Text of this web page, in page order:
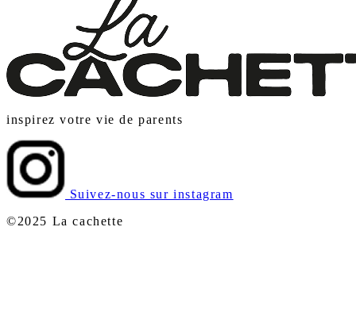
inspirez votre vie de parents
Suivez-nous sur instagram
©2025 La cachette